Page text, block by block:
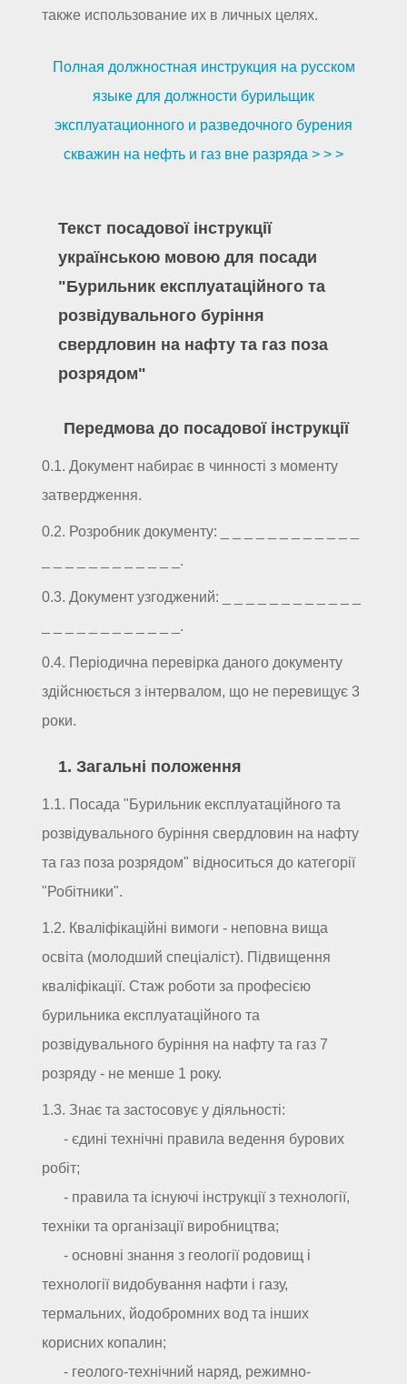
также использование их в личных целях.
Полная должностная инструкция на русском
языке для должности бурильщик
эксплуатационного и разведочного бурения
скважин на нефть и газ вне разряда > > >
Текст посадової інструкції
українською мовою для посади
"Бурильник експлуатаційного та
розвідувального буріння
свердловин на нафту та газ поза
розрядом"
Передмова до посадової інструкції
0.1. Документ набирає в чинності з моменту
затвердження.
0.2. Розробник документу: _ _ _ _ _ _ _ _ _ _ _ _
_ _ _ _ _ _ _ _ _ _ _ _.
0.3. Документ узгоджений: _ _ _ _ _ _ _ _ _ _ _ _
_ _ _ _ _ _ _ _ _ _ _ _.
0.4. Періодична перевірка даного документу
здійснюється з інтервалом, що не перевищує 3
роки.
1. Загальні положення
1.1. Посада "Бурильник експлуатаційного та
розвідувального буріння свердловин на нафту
та газ поза розрядом" відноситься до категорії
"Робітники".
1.2. Кваліфікаційні вимоги - неповна вища
освіта (молодший спеціаліст). Підвищення
кваліфікації. Стаж роботи за професією
бурильника експлуатаційного та
розвідувального буріння на нафту та газ 7
розряду - не менше 1 року.
1.3. Знає та застосовує у діяльності:
- єдині технічні правила ведення бурових
робіт;
- правила та існуючі інструкції з технології,
техніки та організації виробництва;
- основні знання з геології родовищ і
технології видобування нафти і газу,
термальних, йодобромних вод та інших
корисних копалин;
- геолого-технічний наряд, режимно-